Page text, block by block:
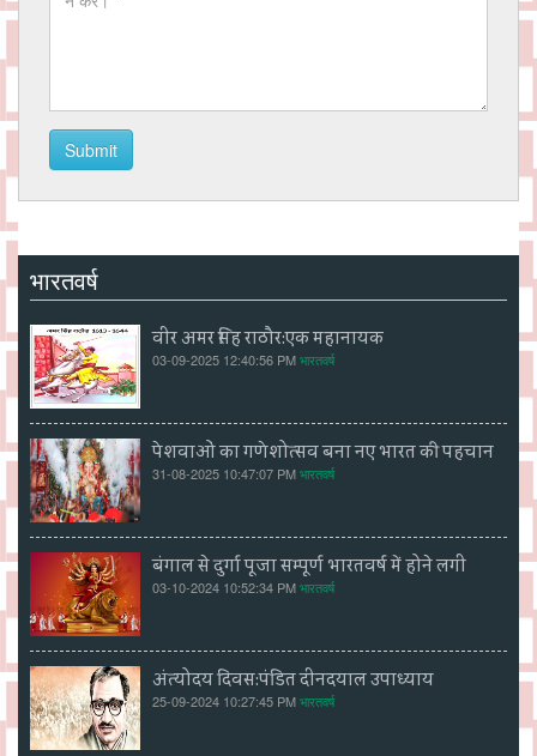
Submit
भारतवर्ष
वीर अमर सिंह राठौर:एक महानायक
03-09-2025 12:40:56 PMभारतवर्ष
पेशवाओं का गणेशोत्सव बना नए भारत की पहचान
31-08-2025 10:47:07 PMभारतवर्ष
बंगाल से दुर्गा पूजा सम्पूर्ण भारतवर्ष में होने लगी
03-10-2024 10:52:34 PMभारतवर्ष
अंत्योदय दिवस:पंडित दीनदयाल उपाध्याय
25-09-2024 10:27:45 PMभारतवर्ष